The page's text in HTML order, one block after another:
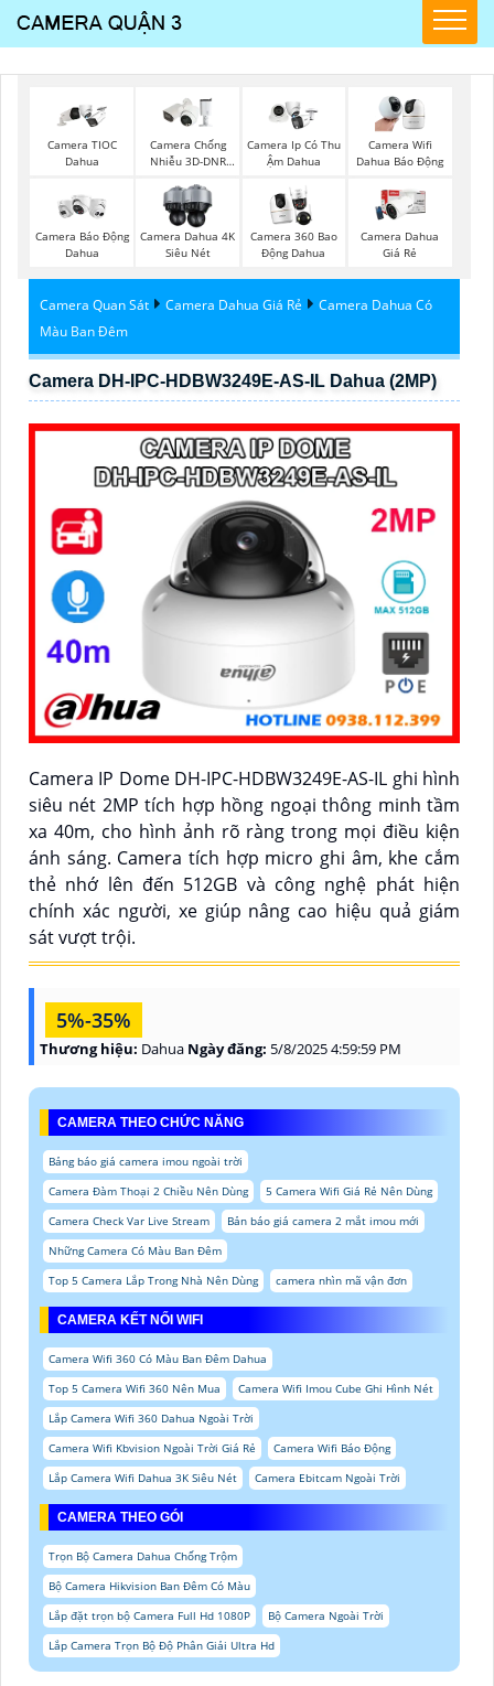
Camera TIOC
Dahua
Camera Chống
Nhiễu 3D-DNR
Camera Ip Có Thu
Ậm Dahua
Camera Wifi
Dahua Báo Động
Camera Báo Động
Dahua
Camera Dahua 4K
Siêu Nét
Camera 360 Bao
Động Dahua
Camera Dahua
Giá Rẻ
Camera Quan Sát Camera Dahua Giá Rẻ
Camera Dahua Có
Màu Ban Đêm
Camera DH-IPC-HDBW3249E-AS-IL Dahua (2MP)
Camera IP Dome DH-IPC-HDBW3249E-AS-IL ghi hình
siêu nét 2MP tích hợp hồng ngoại thông minh tầm
xa 40m, cho hình ảnh rõ ràng trong mọi điều kiện
ánh sáng. Camera tích hợp micro ghi âm, khe cắm
thẻ nhớ lên đến 512GB và công nghệ phát hiện
chính xác người, xe giúp nâng cao hiệu quả giám
sát vượt trội.
5%-35%
Thương hiệu: Dahua Ngày đăng: 5/8/2025 4:59:59 PM
CAMERA THEO CHỨC NĂNG
Bảng báo giá camera imou ngoài trời
Camera Đàm Thoại 2 Chiều Nên Dùng
5 Camera Wifi Giá Rẻ Nên Dùng
Camera Check Var Live Stream
Bản báo giá camera 2 mắt imou mới
Những Camera Có Màu Ban Đêm
Top 5 Camera Lắp Trong Nhà Nên Dùng
camera nhìn mã vận đơn
CAMERA KẾT NỐI WIFI
Camera Wifi 360 Có Màu Ban Đêm Dahua
Top 5 Camera Wifi 360 Nên Mua
Camera Wifi Imou Cube Ghi Hình Nét
Lắp Camera Wifi 360 Dahua Ngoài Trời
Camera Wifi Kbvision Ngoài Trời Giá Rẻ
Camera Wifi Báo Động
Lắp Camera Wifi Dahua 3K Siêu Nét
Camera Ebitcam Ngoài Trời
CAMERA THEO GÓI
Trọn Bộ Camera Dahua Chống Trộm
Bộ Camera Hikvision Ban Đêm Có Màu
Lắp đặt trọn bộ Camera Full Hd 1080P
Bộ Camera Ngoài Trời
Lắp Camera Trọn Bộ Độ Phân Giải Ultra Hd